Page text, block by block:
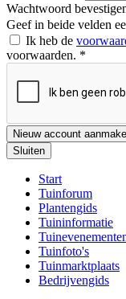
Wachtwoord
Geef in beide velden
Ik heb de
voorwaarden. *
Nieuw account
Sluiten
Start
Tuinforum
Plantengids
Tuininformatie
Tuinfoto's
Tuinmarktplaats
Bedrijvengids